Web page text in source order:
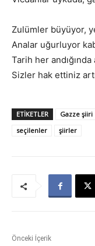
Zulümler büyüyor,
Analar uğurluyor
Tarih her
Sizler hak ettiniz
ETIKETLER Gazze şiiri
seçilenler
şiirler
Önceki İçerik